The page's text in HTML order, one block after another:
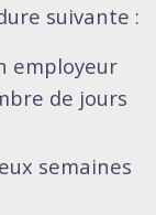
suivante :
employeur
de jours
semaines